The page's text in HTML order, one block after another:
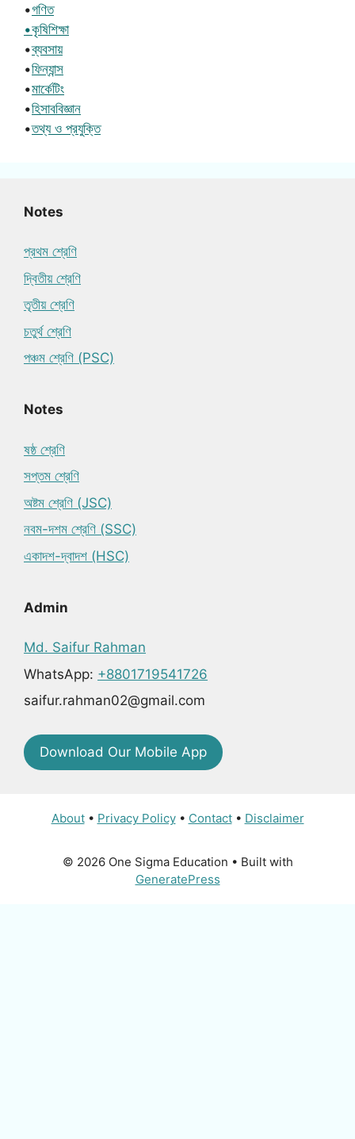
•গণিত
•কৃষিশিক্ষা
•ব্যবসায়
•ফিন্যান্স
•মার্কেটিং
•হিসাববিজ্ঞান
•তথ্য ও প্রযুক্তি
Notes
প্রথম শ্রেণি
দ্বিতীয় শ্রেণি
তৃতীয় শ্রেণি
চতুর্থ শ্রেণি
পঞ্চম শ্রেণি (PSC)
Notes
ষষ্ঠ শ্রেণি
সপ্তম শ্রেণি
অষ্টম শ্রেণি (JSC)
নবম-দশম শ্রেণি (SSC)
একাদশ-দ্বাদশ (HSC)
Admin
Md. Saifur Rahman
WhatsApp: +8801719541726
saifur.rahman02@gmail.com
Download Our Mobile App
About• Privacy Policy• Contact• Disclaimer
© 2026 One Sigma Education • Built with
GeneratePress